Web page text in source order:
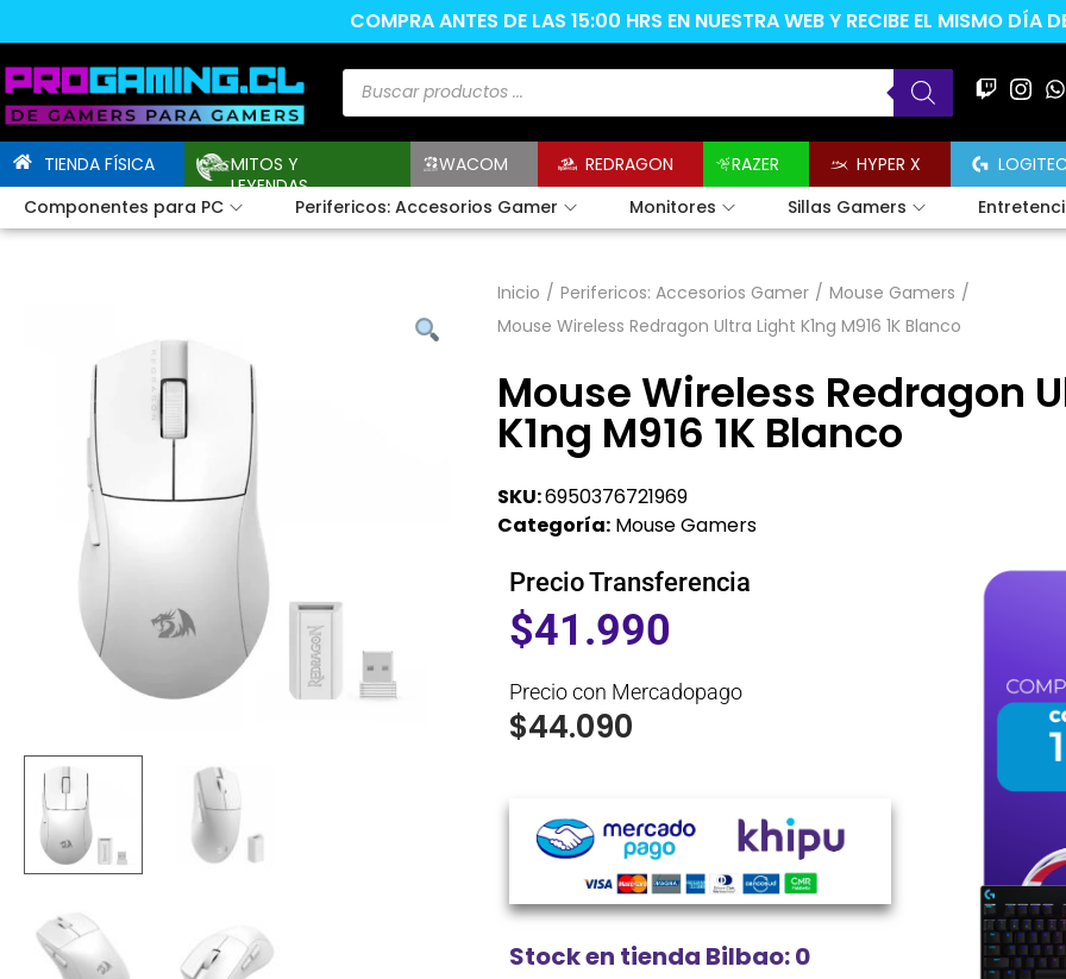
COMPRA ANTES DE LAS 15:00 HRS EN NUESTRA WEB Y RECIBE EL MISMO DÍA
TIENDA FÍSICA
MITOS Y
LEYENDAS
WACOM REDRAGON RAZER HYPER X
Componentes para PC
Perifericos: Accesorios Gamer Monitores Sillas Gamers
Inicio / Perifericos: Accesorios Gamer / Mouse Gamers /
Mouse Wireless Redragon Ultra Light K1ng M916 1K Blanco
Mouse Wireless Redragon
K1ng M916 1K Blanco
SKU:6950376721969
Categoría: Mouse Gamers
Precio Transferencia
$41.990
Precio con Mercadopago
$44.090
Stock en tienda Bilbao: 0